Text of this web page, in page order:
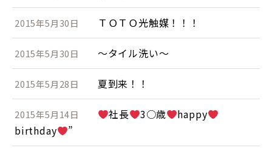
2015年5月30日 ＴＯＴＯ光触媒！！！
2015年5月30日 ～タイル洗い～
2015年5月28日 夏到来！！
2015年5月14日 社長 3○歳
happy
birthday
”